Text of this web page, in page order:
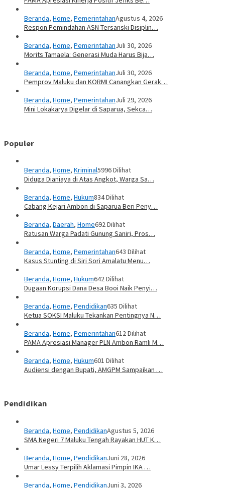
Beranda, Home, PemerintahanAgustus 4, 2026
Respon Pemindahan ASN Tersanski Disiplin…
Beranda, Home, PemerintahanJuli 30, 2026
Morits Tamaela: Generasi Muda Harus Bija…
Beranda, Home, PemerintahanJuli 30, 2026
Pemprov Maluku dan KORMI Canangkan Gerak…
Beranda, Home, PemerintahanJuli 29, 2026
Mini Lokakarya Digelar di Saparua, Sekca…
Populer
Beranda, Home, Kriminal5996 Dilihat
Diduga Dianiaya di Atas Angkot, Warga Sa…
Beranda, Home, Hukum834 Dilihat
Cabang Kejari Ambon di Saparua Beri Peny…
Beranda, Daerah, Home692 Dilihat
Ratusan Warga Padati Gunung Saniri, Pros…
Beranda, Home, Pemerintahan643 Dilihat
Kasus Stunting di Siri Sori Amalatu Menu…
Beranda, Home, Hukum642 Dilihat
Dugaan Korupsi Dana Desa Booi Naik Penyi…
Beranda, Home, Pendidikan635 Dilihat
Ketua SOKSI Maluku Tekankan Pentingnya N…
Beranda, Home, Pemerintahan612 Dilihat
PAMA Apresiasi Manager PLN Ambon Ramli M…
Beranda, Home, Hukum601 Dilihat
Audiensi dengan Bupati, AMGPM Sampaikan …
Pendidikan
Beranda, Home, PendidikanAgustus 5, 2026
SMA Negeri 7 Maluku Tengah Rayakan HUT K…
Beranda, Home, PendidikanJuni 28, 2026
Umar Lessy Terpilih Aklamasi Pimpin IKA …
Beranda, Home, PendidikanJuni 3, 2026